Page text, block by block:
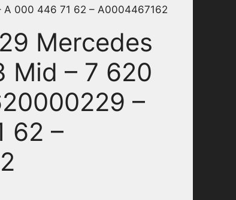
000 446 71 62 – A0004467162
Mercedes
Mid – 7 620
–
62 –